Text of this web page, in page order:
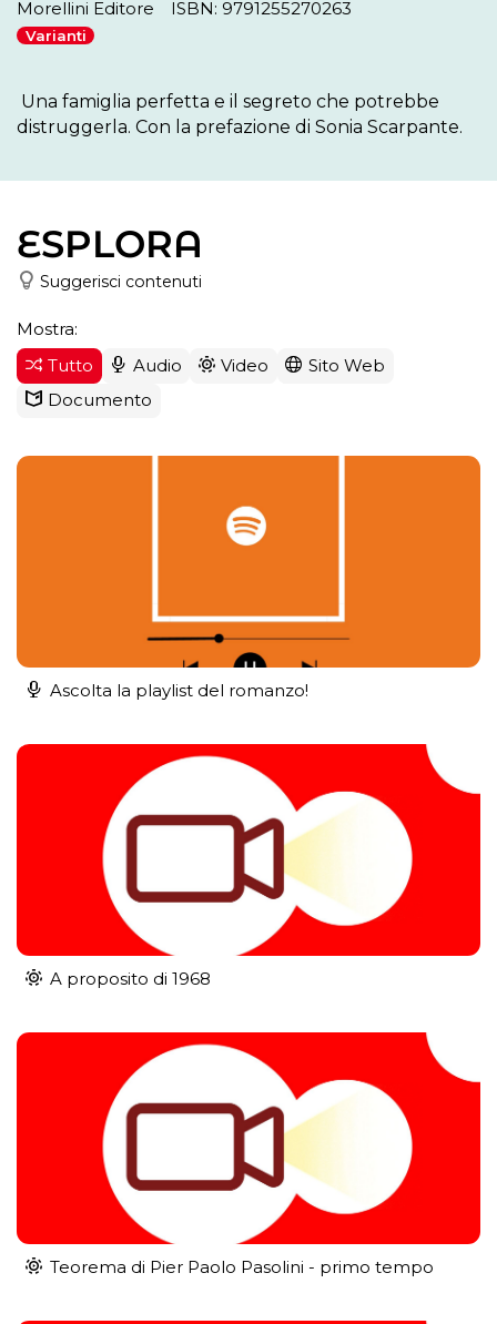
Morellini Editore ISBN: 9791255270263
Varianti
distruggerla. Con la prefazione di Sonia Scarpante.
ESPLORA
Suggerisci contenuti
Mostra:
Tutto
Audio Video
Sito Web
Documento
Ascolta la playlist del romanzo!
A proposito di 1968
Teorema di Pier Paolo Pasolini - primo tempo